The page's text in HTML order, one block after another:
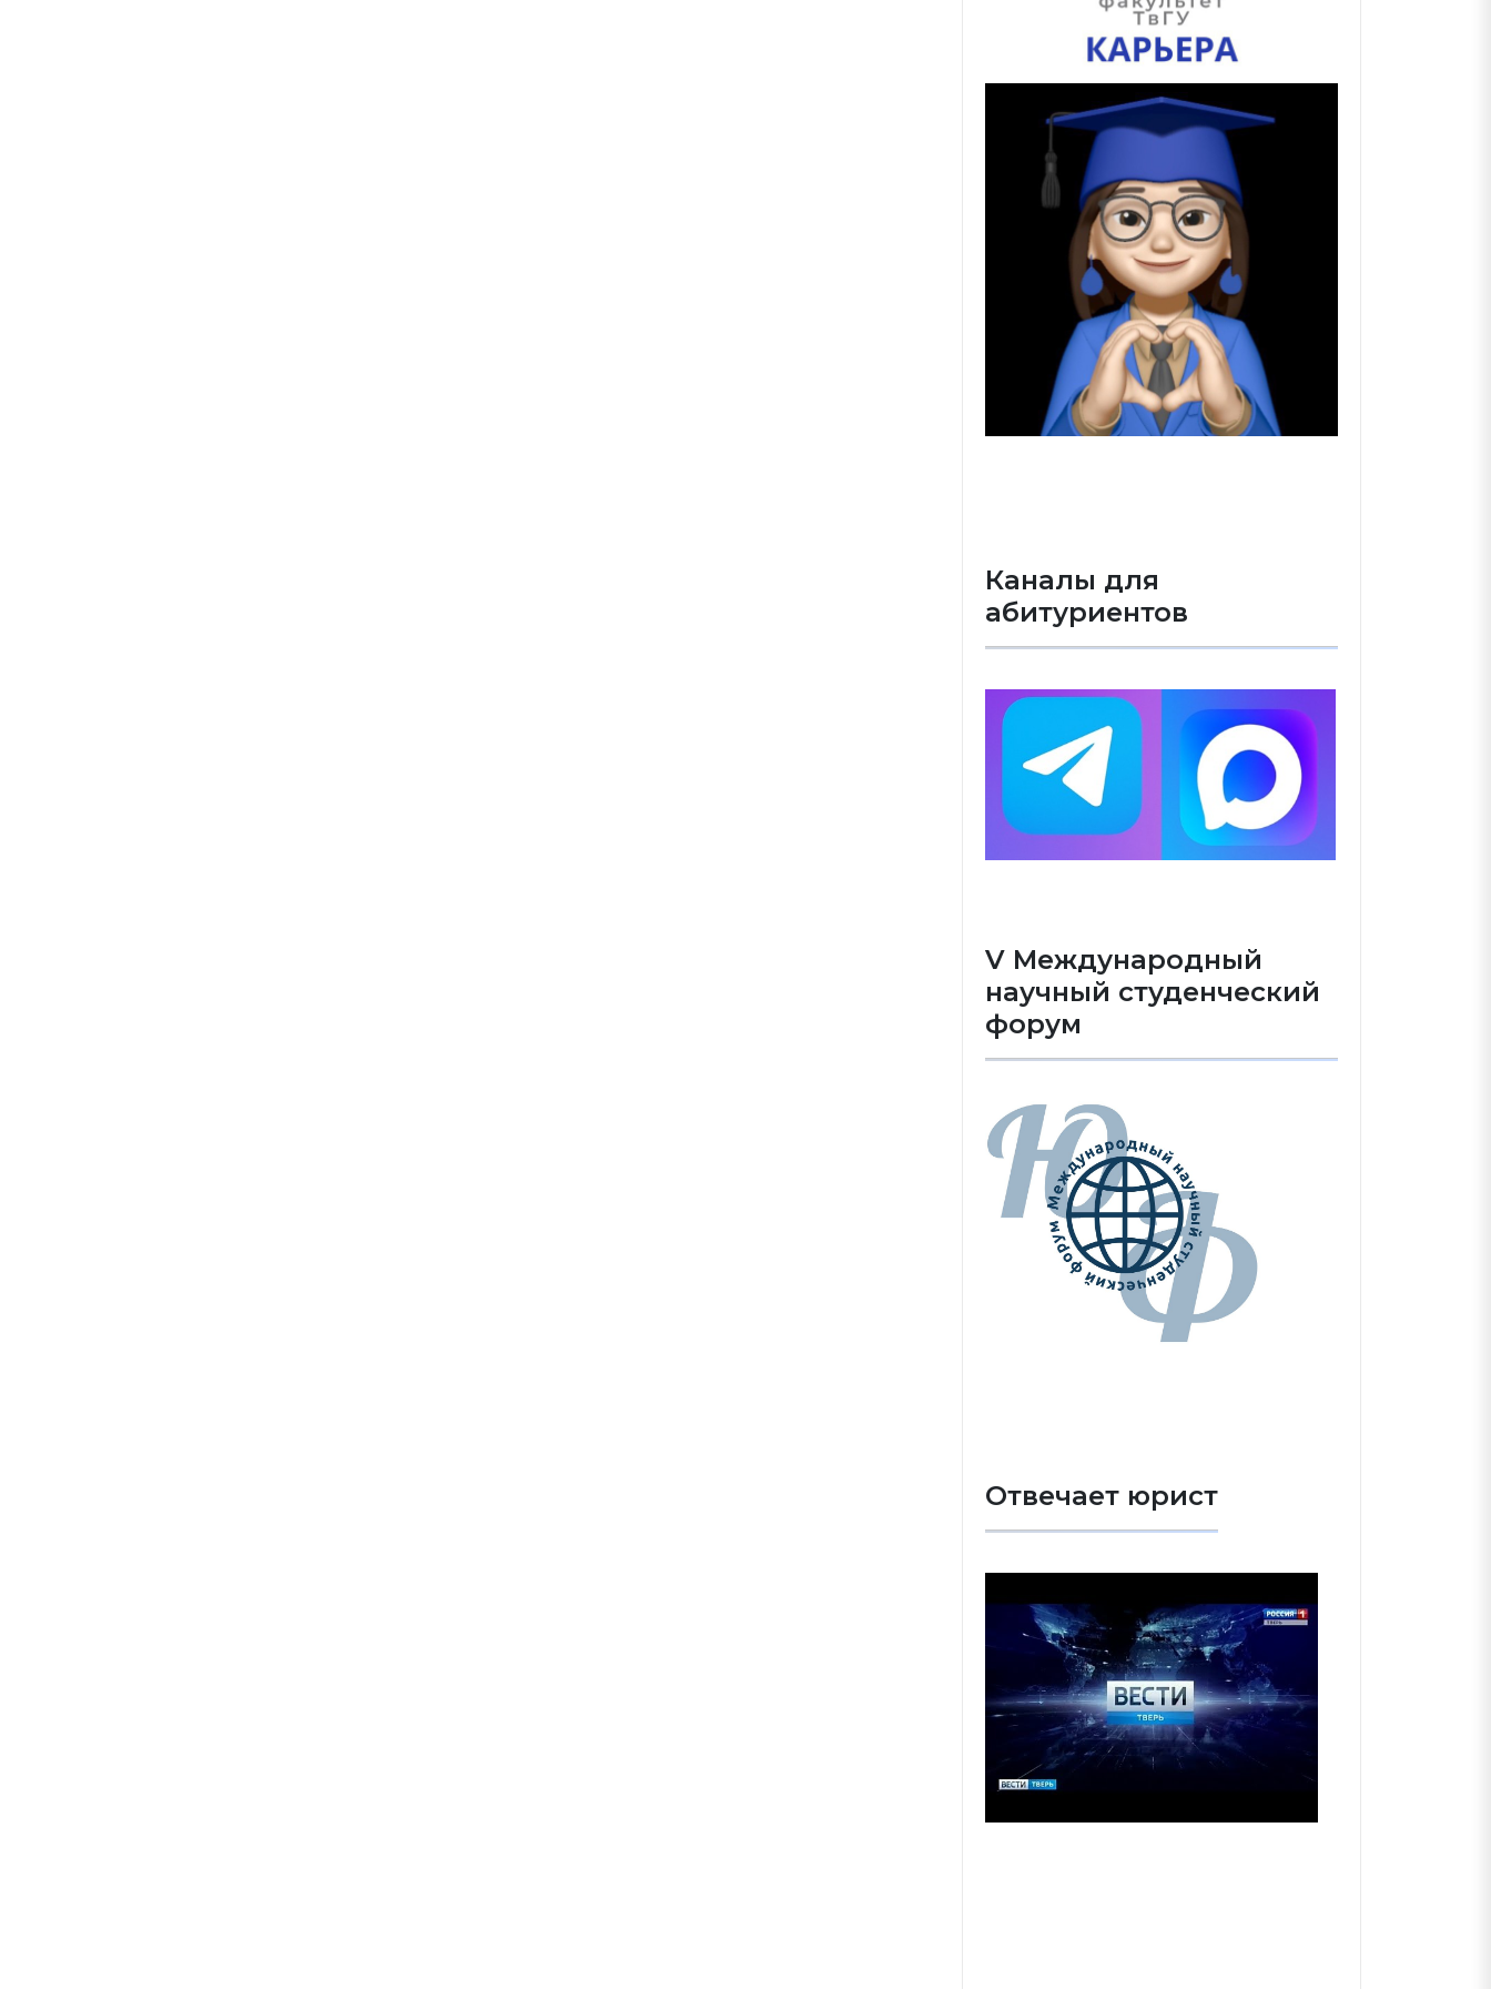
Каналы для
абитуриентов
V Международный
научный студенческий
форум
Отвечает юрист